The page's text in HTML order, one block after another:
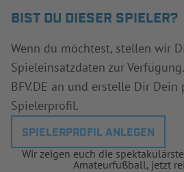
BIST DU DIESER SPIELER?
Wenn du möchtest, stellen wir
Spieleinsatzdaten zur
BFV.DE an und erstelle Dir Dein
Spielerprofil.
SPIELERPROFIL ANLEGEN
Wir zeigen euch die
Amateurfußball, jetzt